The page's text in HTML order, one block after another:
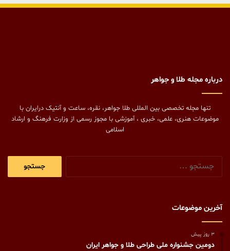
درباره مجله طلا و جواهر
تنها مجله تخصصی بین المللی طلا جواهر، نقره، ساعت و آنتیک درایران با
موضوعات هنری، علمی، خبری ، آموزشی با مجوز رسمی از وزارت فرهنگ و ارشاد
اسلامی
آخرین موضوعات
3 روز پیش
دومین جشنواره ملی طراحی طلا و جواهر ایران